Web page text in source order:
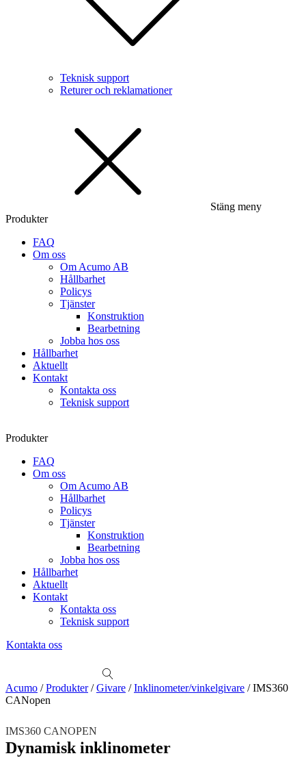
Teknisk support
Returer och reklamationer
Stäng meny
Produkter
FAQ
Om oss
Om Acumo AB
Hållbarhet
Policys
Tjänster
Konstruktion
Bearbetning
Jobba hos oss
Hållbarhet
Aktuellt
Kontakt
Kontakta oss
Teknisk support
Produkter
FAQ
Om oss
Om Acumo AB
Hållbarhet
Policys
Tjänster
Konstruktion
Bearbetning
Jobba hos oss
Hållbarhet
Aktuellt
Kontakt
Kontakta oss
Teknisk support
Kontakta oss
Se alla kategorier Se alla produkter Se alla leverantörer
Vi hjälper gärna till!
Teknisk support
Offertförfrågan
Acumo /Produkter/Givare /Inklinometer/vinkelgivare /IMS360
CANopen
IMS360 CANOPEN
Dynamisk inklinometer